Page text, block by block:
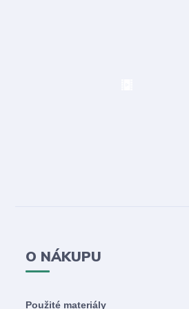
O NÁKUPU
Použité materiály